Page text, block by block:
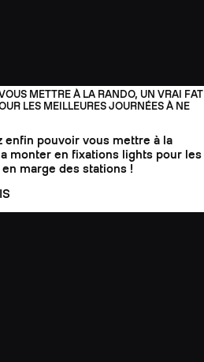
METTRE À LA RANDO, UN VRAI FAT
LES MEILLEURES JOURNÉES À NE
pouvoir vous mettre à la
monter en fixations lights pour les
marge des stations !